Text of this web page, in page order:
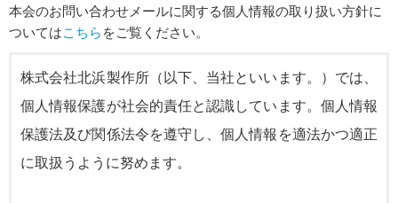
本会のお問い合わせメールに関する個人情報の取り扱い方針に
ついてはこちら をご覧ください。
株式会社北浜製作所（以下、当社といいます。）では、
個人情報保護が社会的責任と認識しています。個人情報
保護法及び関係法令を遵守し、個人情報を適法かつ適正
に取扱うように努めます。